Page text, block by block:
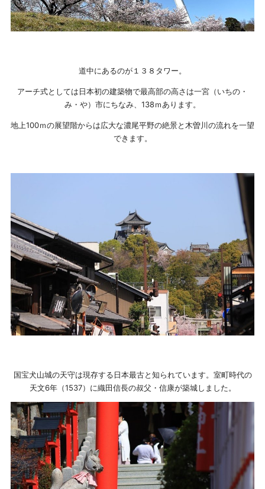
道中にあるのが１３８タワー。
アーチ式としては日本初の建築物で最高部の高さは一宮（いちの・
み・や）市にちなみ、138ｍあります。
地上100ｍの展望階からは広大な濃尾平野の絶景と木曽川の流れを一望
できます。
国宝犬山城の天守は現存する日本最古と知られています。室町時代の
天文6年（1537）に織田信長の叔父・信康が築城しました。